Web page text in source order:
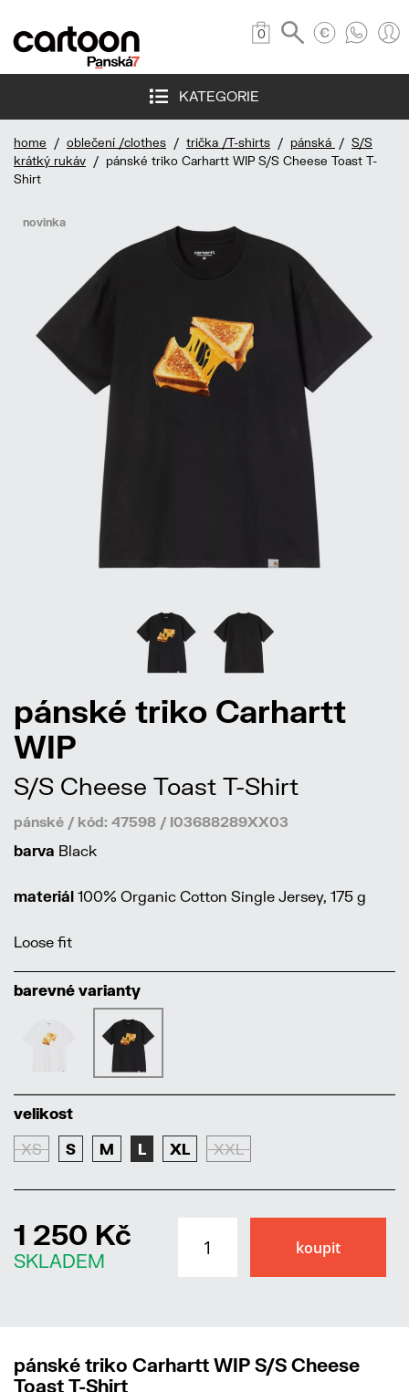
0
KATEGORIE
home / oblečení /clothes / trička /T-shirts / pánská / S/S
krátký rukáv / pánské triko Carhartt WIP S/S Cheese Toast T-
Shirt
novinka
pánské triko Carhartt
WIP
S/S Cheese Toast T-Shirt
pánské / kód: 47598 / I03688289XX03
barva Black
materiál 100% Organic Cotton Single Jersey, 175 g
Loose fit
barevné varianty
velikost
XS S M L XL XXL
1 250 Kč
SKLADEM
pánské triko Carhartt WIP S/S Cheese
Toast T-Shirt